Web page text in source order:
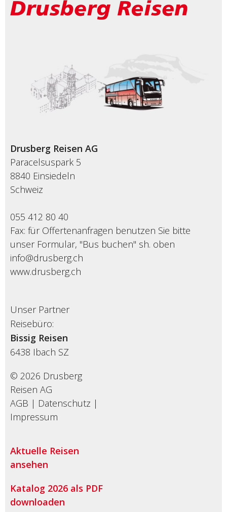
Drusberg Reisen AG
Paracelsuspark 5
8840 Einsiedeln
Schweiz
055 412 80 40
Fax: für Offertenanfragen benutzen Sie bitte
unser Formular, "Bus buchen" sh. oben
info@drusberg.ch
www.drusberg.ch
Unser Partner
Reisebüro:
Bissig Reisen
6438 Ibach SZ
© 2026 Drusberg
Reisen AG
AGB | Datenschutz |
Impressum
Aktuelle Reisen
ansehen
Katalog 2026 als PDF
downloaden